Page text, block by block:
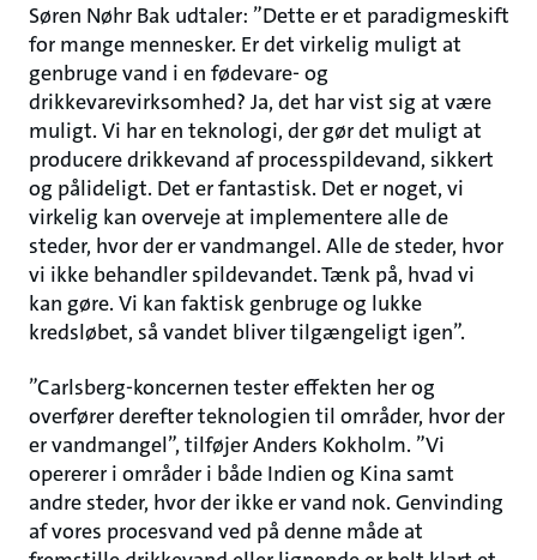
Søren Nøhr Bak udtaler: ”Dette er et paradigmeskift
for mange mennesker. Er det virkelig muligt at
genbruge vand i en fødevare- og
drikkevarevirksomhed? Ja, det har vist sig at være
muligt. Vi har en teknologi, der gør det muligt at
producere drikkevand af processpildevand, sikkert
og pålideligt. Det er fantastisk. Det er noget, vi
virkelig kan overveje at implementere alle de
steder, hvor der er vandmangel. Alle de steder, hvor
vi ikke behandler spildevandet. Tænk på, hvad vi
kan gøre. Vi kan faktisk genbruge og lukke
kredsløbet, så vandet bliver tilgængeligt igen”.
”Carlsberg-koncernen tester effekten her og
overfører derefter teknologien til områder, hvor der
er vandmangel”, tilføjer Anders Kokholm. ”Vi
opererer i områder i både Indien og Kina samt
andre steder, hvor der ikke er vand nok. Genvinding
af vores procesvand ved på denne måde at